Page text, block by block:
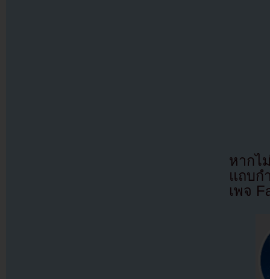
หากไ
แถบก
เพจ